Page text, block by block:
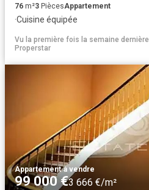
76 m²3 PiècesAppartement
·Cuisine équipée
Vu la première fois la semaine dernière
Properstar
Appartement·à vendre
99 000 €3 666 €/m²